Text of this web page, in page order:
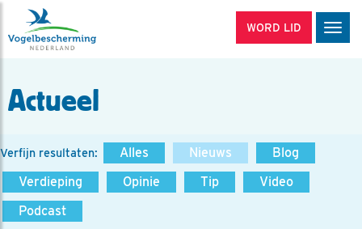
WORD LID
Actueel
Verfijn resultaten: Alles Nieuws
Blog
Verdieping
Opinie Tip
Video
Podcast